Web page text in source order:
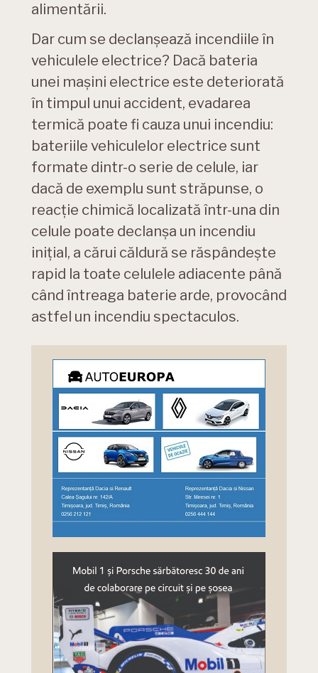
alimentării.
Dar cum se declanșează incendiile în
vehiculele electrice? Dacă bateria
unei mașini electrice este deteriorată
în timpul unui accident, evadarea
termică poate fi cauza unui incendiu:
bateriile vehiculelor electrice sunt
formate dintr-o serie de celule, iar
dacă de exemplu sunt străpunse, o
reacție chimică localizată într-una din
celule poate declanșa un incendiu
inițial, a cărui căldură se răspândește
rapid la toate celulele adiacente până
când întreaga baterie arde, provocând
astfel un incendiu spectaculos.